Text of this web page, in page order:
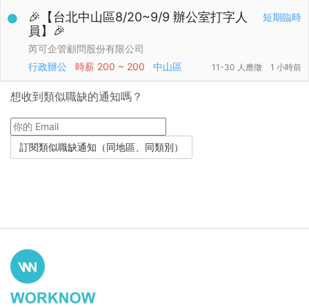
短期臨時
🎉【台北中山區8/20~9/9 辦公室打字人
員】🎉
芮可企管顧問股份有限公司
行政辦公
時薪 200 ~ 200 中山區 11-30 人應徵 1 小時前
想收到類似職缺的通知嗎？